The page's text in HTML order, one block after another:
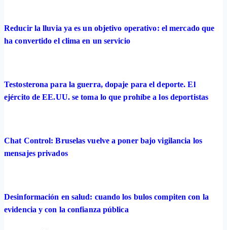
Reducir la lluvia ya es un objetivo operativo: el mercado que
ha convertido el clima en un servicio
Testosterona para la guerra, dopaje para el deporte. El
ejército de EE.UU. se toma lo que prohíbe a los deportistas
Chat Control: Bruselas vuelve a poner bajo vigilancia los
mensajes privados
Desinformación en salud: cuando los bulos compiten con la
evidencia y con la confianza pública